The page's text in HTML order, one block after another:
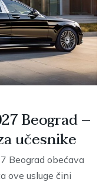
Beograd –
učesnike
Beograd obećava
ove usluge čini